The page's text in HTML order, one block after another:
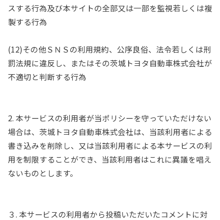
スする行為及び本サイトの全部又は一部を監視若しくは複
製する行為
(12)その他ＳＮＳの利用規約、公序良俗、法令若しくは刑
罰法規に違反し、またはその茨城トヨタ自動車株式会社が
不適切と判断する行為
2. 本サービスの利用者が当ポリシーを守っていただけない
場合は、茨城トヨタ自動車株式会社は、当該利用者による
書き込みを削除し、又は当該利用者による本サービスの利
用を制限することができ、当該利用者はこれに異議を唱え
ないものとします。
３. 本サービスの利用者から投稿いただいたコメントに対